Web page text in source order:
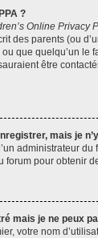
?
Online Privacy
des parents (ou
que quelqu’un le
être
mais je
administrateur
forum pour obtenir
mais je ne peux
votre nom